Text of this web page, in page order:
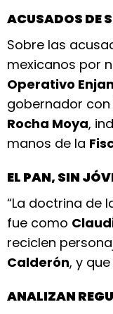
ACUSADOS DE
Sobre las
mexicanos por
Operativo
gobernador
Rocha Moya,
manos de la
EL PAN, SIN
“La doctrina de
fue como
reciclen
Calderón, y
ANALIZAN